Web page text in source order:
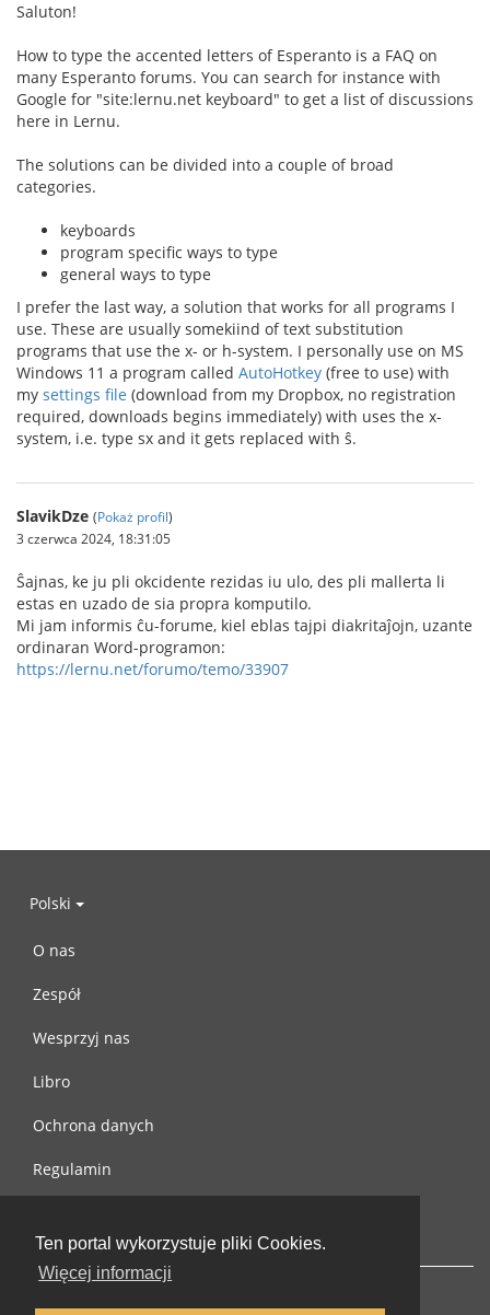
Ten portal wykorzystuje pliki Cookies.
Więcej informacji
Saluton!
How to type the accented letters of Esperanto is a FAQ on
many Esperanto forums. You can search for instance with
Google for "site:lernu.net keyboard" to get a list of discussions
here in Lernu.
The solutions can be divided into a couple of broad
categories.
keyboards
program specific ways to type
general ways to type
I prefer the last way, a solution that works for all programs I
use. These are usually somekiind of text substitution
programs that use the x- or h-system. I personally use on MS
Windows 11 a program called AutoHotkey (free to use) with
my settings file (download from my Dropbox, no registration
required, downloads begins immediately) with uses the x-
system, i.e. type sx and it gets replaced with ŝ.
SlavikDze (Pokaż profil)
3 czerwca 2024, 18:31:05
Ŝajnas, ke ju pli okcidente rezidas iu ulo, des pli mallerta li
estas en uzado de sia propra komputilo.
Mi jam informis ĉu-forume, kiel eblas tajpi diakritaĵojn, uzante
ordinaran Word-programon:
https://lernu.net/forumo/temo/33907
Polski
O nas
Zespół
Wesprzyj nas
Libro
Ochrona danych
Regulamin